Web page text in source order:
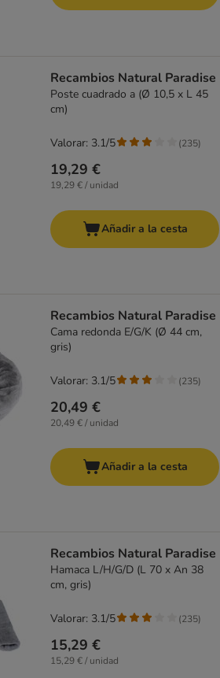
Recambios Natural Paradise
Poste cuadrado a (Ø 10,5 x L 45
cm)
19,29 €
19,29 € / unidad
Valorar: 3.1/5 (235)
Añadir a la cesta
Recambios Natural Paradise
Cama redonda E/G/K (Ø 44 cm,
gris)
20,49 €
20,49 € / unidad
Valorar: 3.1/5 (235)
Añadir a la cesta
Recambios Natural Paradise
Hamaca L/H/G/D (L 70 x An 38
cm, gris)
15,29 €
15,29 € / unidad
Valorar: 3.1/5 (235)